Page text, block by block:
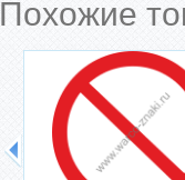
Похожие